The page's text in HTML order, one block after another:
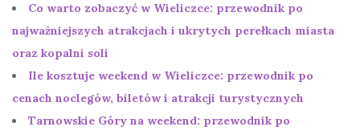
Co warto zobaczyć w Wieliczce: przewodnik po
najważniejszych atrakcjach i ukrytych perełkach miasta
oraz kopalni soli
Ile kosztuje weekend w Wieliczce: przewodnik po
cenach noclegów, biletów i atrakcji turystycznych
Tarnowskie Góry na weekend: przewodnik po